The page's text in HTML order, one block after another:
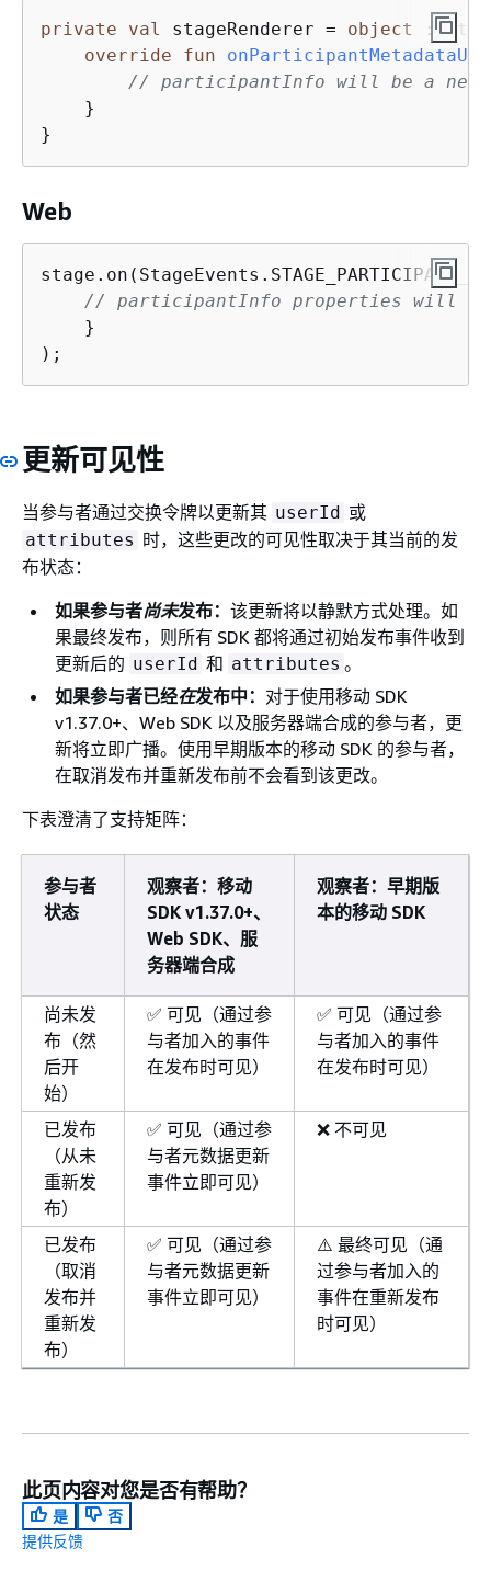
private val stageRenderer = object
:
override
fun
// participantInfo will be a new
    }
}
Web
// participantInfo properties will be
    }
);
更新可见性
当参与者通过交换令牌以更新其 userId 或
attributes 时，这些更改的可见性取决于其当前的发
布状态：
如果参与者尚未发布： 该更新将以静默方式处理。如
果最终发布，则所有 SDK 都将通过初始发布事件收到
更新后的 userId 和 attributes 。
如果参与者已经在发布中： 对于使用移动 SDK
v1.37.0+、Web SDK 以及服务器端合成的参与者，更
新将立即广播。使用早期版本的移动 SDK 的参与者，
在取消发布并重新发布前不会看到该更改。
下表澄清了支持矩阵：
参与者
状态
观察者：移动
SDK v1.37.0+、
Web SDK、服
务器端合成
观察者：早期版
本的移动 SDK
尚未发
布（然
后开
始）
✅ 可见（通过参
与者加入的事件
在发布时可见）
✅ 可见（通过参
与者加入的事件
在发布时可见）
已发布
（从未
重新发
布）
✅ 可见（通过参
与者元数据更新
事件立即可见）
❌ 不可见
已发布
（取消
发布并
重新发
布）
✅ 可见（通过参
与者元数据更新
事件立即可见）
⚠️ 最终可见（通
过参与者加入的
事件在重新发布
时可见）
此页内容对您是否有帮助？
是
否
提供反馈